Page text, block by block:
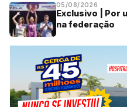
05/08/2026
Exclusivo | Por
na federação